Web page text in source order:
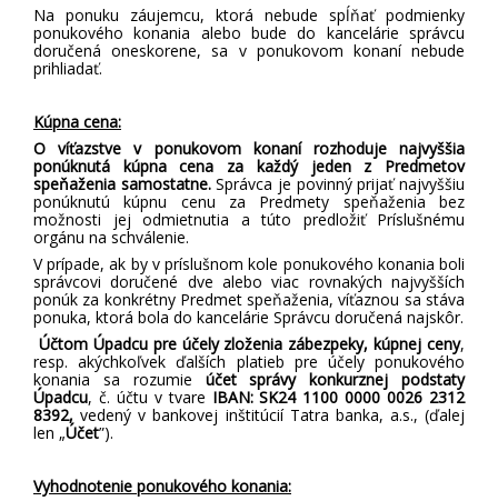
Na ponuku záujemcu, ktorá nebude spĺňať podmienky
ponukového konania alebo bude do kancelárie správcu
doručená oneskorene, sa v ponukovom konaní nebude
prihliadať.
Kúpna cena:
O víťazstve v ponukovom konaní rozhoduje najvyššia
ponúknutá kúpna cena za každý jeden z Predmetov
speňaženia samostatne.Správca je povinný prijať najvyššiu
ponúknutú kúpnu cenu za Predmety speňaženia bez
možnosti jej odmietnutia a túto predložiť Príslušnému
orgánu na schválenie.
V prípade, ak by v príslušnom kole ponukového konania boli
správcovi doručené dve alebo viac rovnakých najvyšších
ponúk za konkrétny Predmet speňaženia, víťaznou sa stáva
ponuka, ktorá bola do kancelárie Správcu doručená najskôr.
Účtom Úpadcu pre účely zloženia zábezpeky, kúpnej ceny,
resp. akýchkoľvek ďalších platieb pre účely ponukového
konania sa rozumie účet správy konkurznej podstaty
Úpadcu, č. účtu v tvare IBAN: SK24 1100 0000 0026 2312
8392,vedený v bankovej inštitúcií Tatra banka, a.s., (ďalej
len „Účet”).
Vyhodnotenie ponukového konania: